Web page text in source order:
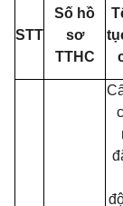
STT
Số hồ
sơ
TTHC